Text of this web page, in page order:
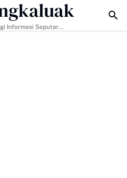
Pilar MPR RITMMD ke-129 Kodim
Informasi Seputar